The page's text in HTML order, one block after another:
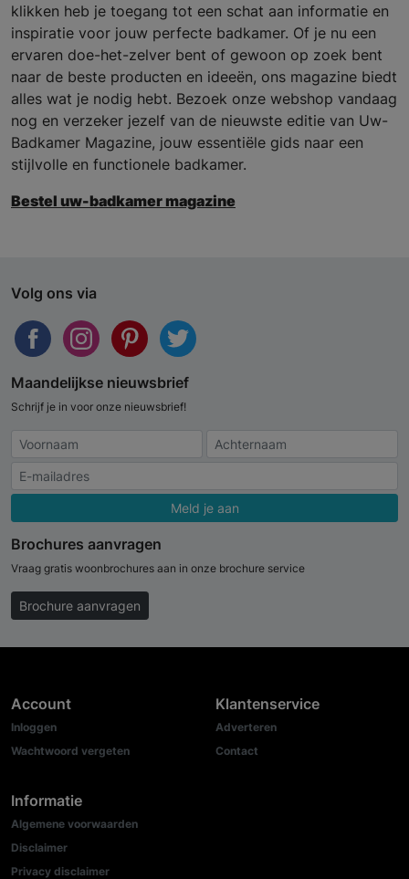
klikken heb je toegang tot een schat aan informatie en
inspiratie voor jouw perfecte badkamer. Of je nu een
ervaren doe-het-zelver bent of gewoon op zoek bent
naar de beste producten en ideeën, ons magazine biedt
alles wat je nodig hebt. Bezoek onze webshop vandaag
nog en verzeker jezelf van de nieuwste editie van Uw-
Badkamer Magazine, jouw essentiële gids naar een
stijlvolle en functionele badkamer.
Bestel uw-badkamer magazine
Volg ons via
Maandelijkse nieuwsbrief
Schrijf je in voor onze nieuwsbrief!
Meld je aan
Brochures aanvragen
Vraag gratis woonbrochures aan in onze brochure service
Brochure aanvragen
Account
Inloggen
Wachtwoord vergeten
Informatie
Algemene voorwaarden
Disclaimer
Privacy disclaimer
Klantenservice
Adverteren
Contact